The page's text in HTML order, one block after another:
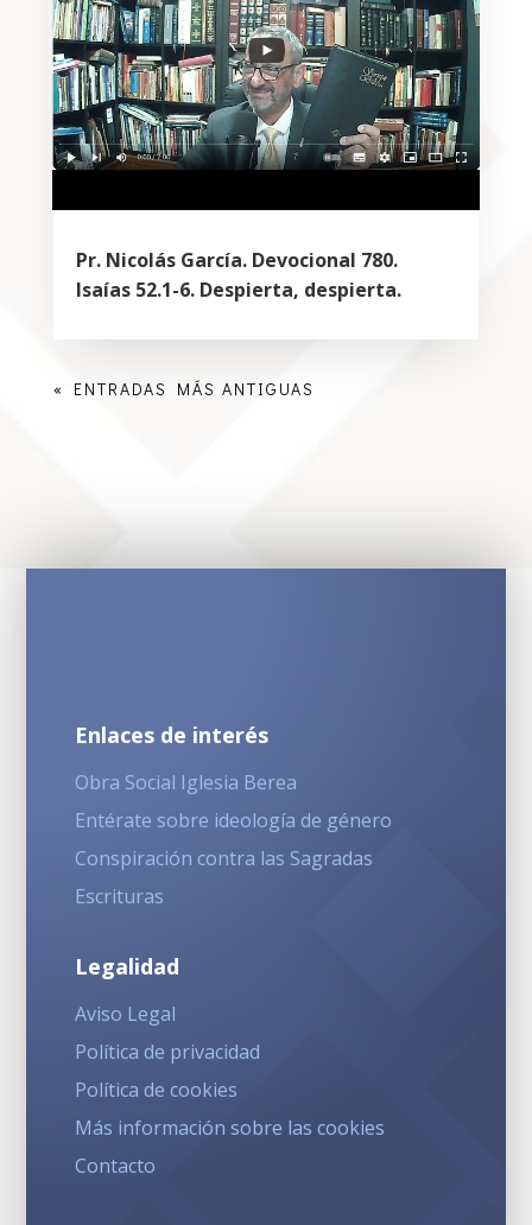
Pr. Nicolás García. Devocional 780.
Isaías 52.1-6. Despierta, despierta.
« ENTRADAS MÁS ANTIGUAS
Enlaces de interés
Obra Social Iglesia Berea
Entérate sobre ideología de género
Conspiración contra las Sagradas
Escrituras
Legalidad
Aviso Legal
Política de privacidad
Política de cookies
Más información sobre las cookies
Contacto